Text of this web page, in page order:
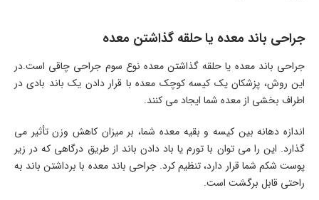
جراحی باند معده یا حلقه گذاشتن معده
جراحی باند معده یا حلقه گذاشتن معده نوع سوم جراحی چاقی است.در
این روش، پزشکان یک کیسه کوچک معده با قرار دادن یک باند بادی در
اطراف بخشی از معده شما ایجاد می کنند.
اندازه دهانه بین کیسه و بقیه معده شما، بر میزان کاهش وزن تأثیر می
گذارد. این را می توان با تورم یا باد دادن باند از طریق درگاهی که در زیر
پوست شکم شما قرار دارد، تنظیم کرد. جراحی باند معده با برداشتن باند به
راحتی قابل برگشت است.